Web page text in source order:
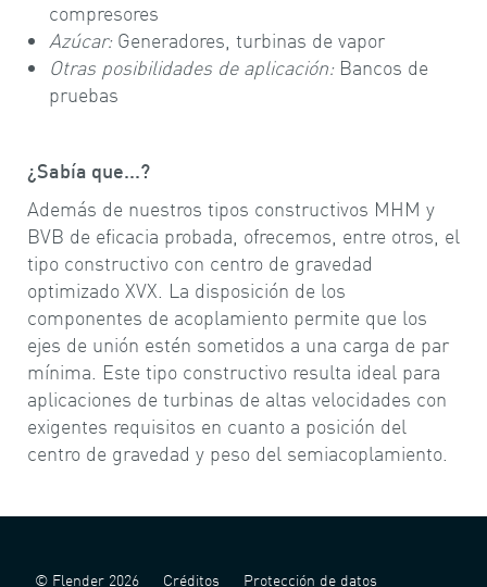
compresores
Azúcar:Generadores, turbinas de vapor
Otras posibilidades de aplicación:Bancos de
pruebas
¿Sabía que...?
Además de nuestros tipos constructivos MHM y
BVB de eficacia probada, ofrecemos, entre otros, el
tipo constructivo con centro de gravedad
optimizado XVX. La disposición de los
componentes de acoplamiento permite que los
ejes de unión estén sometidos a una carga de par
mínima. Este tipo constructivo resulta ideal para
aplicaciones de turbinas de altas velocidades con
exigentes requisitos en cuanto a posición del
centro de gravedad y peso del semiacoplamiento.
© Flender 2026 Créditos Protección de datos